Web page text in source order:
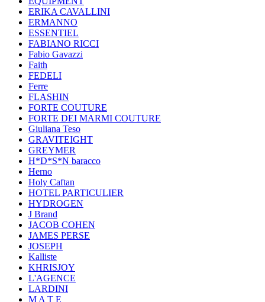
ERIKA CAVALLINI
ERMANNO
ESSENTIEL
FABIANO RICCI
Fabio Gavazzi
Faith
FEDELI
Ferre
FLASHIN
FORTE COUTURE
FORTE DEI MARMI COUTURE
Giuliana Teso
GRAVITEIGHT
GREYMER
H*D*S*N baracco
Herno
Holy Caftan
HOTEL PARTICULIER
HYDROGEN
J Brand
JACOB COHEN
JAMES PERSE
JOSEPH
Kalliste
KHRISJOY
L'AGENCE
LARDINI
M A T E